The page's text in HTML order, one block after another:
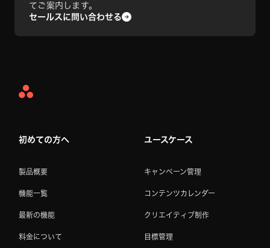
てご案内します。
セールスに問い合わせる
Asana
初めての方へ
製品概要
機能一覧
最新の機能
料金について
ユースケース
キャンペーン管理
コンテンツカレンダー
クリエイティブ制作
目標管理